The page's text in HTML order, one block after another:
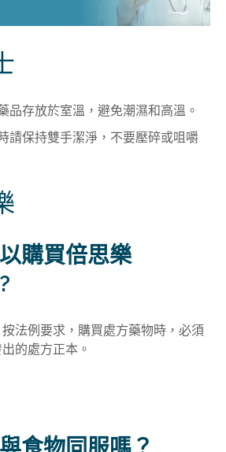
品存放於室溫，避免潮濕和高溫 。
請保持雙手潔淨，不要壓碎或咀嚼
購買倍思樂
法例要求，購買處方藥物時，必須
的處方正本。